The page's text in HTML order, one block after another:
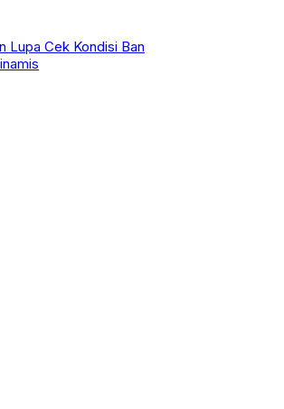
Lupa Cek Kondisi Ban